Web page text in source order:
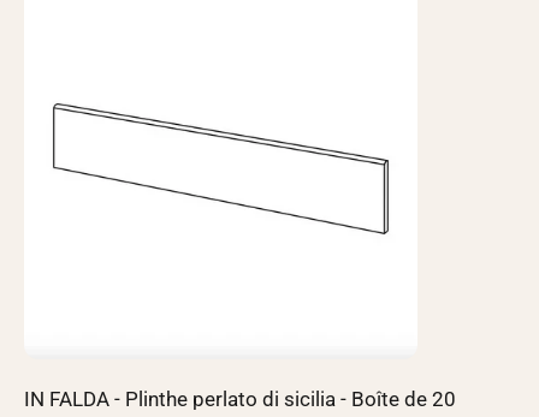
IN FALDA - Plinthe perlato di sicilia - Boîte de 20